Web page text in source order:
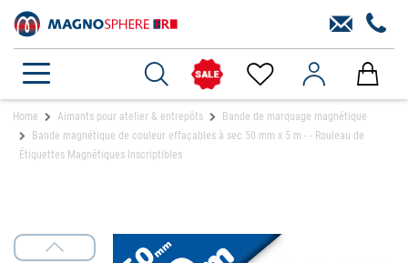
Home Aimants pour atelier & entrepôts
Bande de marquage magnétique
Bande magnétique de couleur effaçables à sec 50 mm x 5 m - - Rouleau de
Étiquettes Magnétiques Inscriptibles